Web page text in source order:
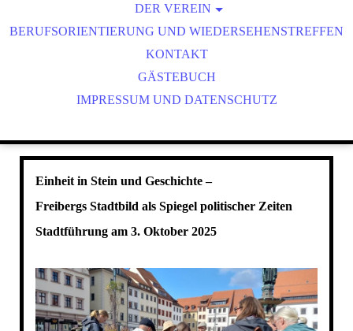
EUROPAS METROPOLEN
NATURRÄUME
DRESDEN IM DETAIL
WEITERE EXKURSIONEN
MESSEN UND AUSSTELLUNGEN
SCHMIEDEN
LEHMBAU
STUHL- UND WEIDENFLECHTEN
X_26 A_WEIDENFLECHTEN
FILZEN & FÄRBEN
BLEIVERGLASUNG, GLASMALEREI
DER VEREIN
DAS SIND WIR
VEREINSGESCHICHTE
MITGLIED WERDEN
SATZUNG
BERUFSORIENTIERUNG UND WIEDERSEHENSTREFFEN
KONTAKT
GÄSTEBUCH
IMPRESSUM UND DATENSCHUTZ
Einheit in Stein und Geschichte –
Freibergs Stadtbild als Spiegel politischer Zeiten
Stadtführung am 3. Oktober 2025